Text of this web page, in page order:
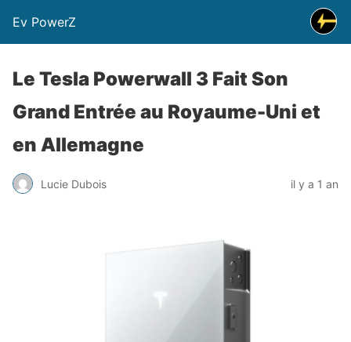
Ev PowerZ
Le Tesla Powerwall 3 Fait Son
Grand Entrée au Royaume-Uni et
en Allemagne
Lucie Dubois il y a 1 an